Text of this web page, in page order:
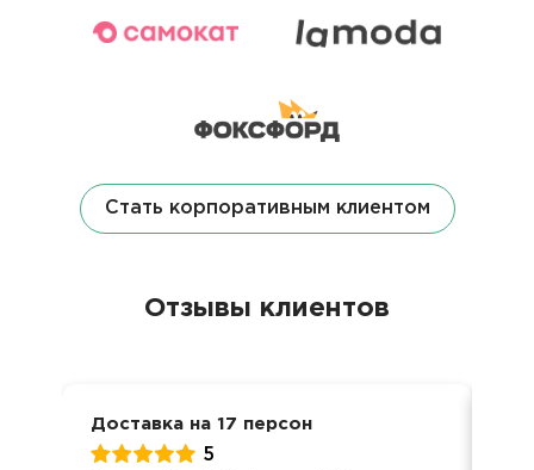
Стать корпоративным клиентом
Отзывы клиентов
Доставка на 17 персон
5